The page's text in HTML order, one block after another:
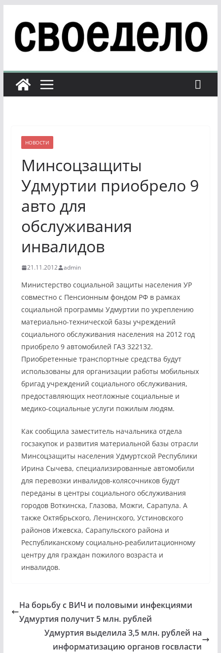
содержимому
НОВОСТИ
Минсоцзащиты
Удмуртии приобрело 9
авто для
обслуживания
инвалидов
21.11.2012 admin
Министерство социальной защиты населения УР
совместно с Пенсионным фондом РФ в рамках
социальной программы Удмуртии по укреплению
материально-технической базы учреждений
социального обслуживания населения на 2012 год
приобрело 9 автомобилей ГАЗ 322132.
Приобретенные транспортные средства будут
использованы для организации работы мобильных
бригад учреждений социального обслуживания,
предоставляющих неотложные социальные и
медико-социальные услуги пожилым людям.
Как сообщила заместитель начальника отдела
госзакупок и развития материальной базы отрасли
Минсоцзащиты населения Удмуртской Республики
Ирина Сычева, специализированные автомобили
для перевозки инвалидов-колясочников будут
переданы в центры социального обслуживания
городов Воткинска, Глазова, Можги, Сарапула. А
также Октябрьского, Ленинского, Устиновского
районов Ижевска, Сарапульского района и
Республиканскому социально-реабилитационному
центру для граждан пожилого возраста и
инвалидов.
На борьбу с ВИЧ и половыми инфекциями
Удмуртия получит 5 млн. рублей
Удмуртия выделила 3,5 млн. рублей на
информатизацию органов госвласти